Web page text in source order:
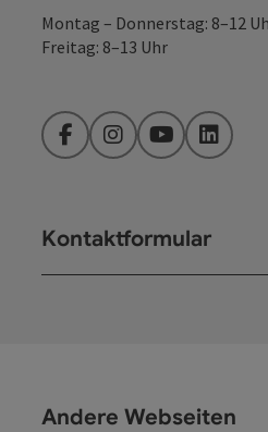
Montag – Donnerstag: 8–12
Freitag: 8–13 Uhr
FacebookInstagramYouTubeLinkedIn
Kontaktformular
Andere Webseiten